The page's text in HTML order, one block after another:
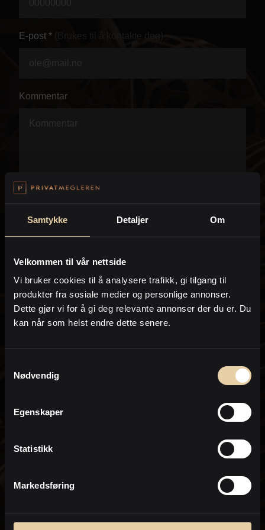
Samtykke Detaljer Om
Velkommen til vår nettside
Vi bruker cookies til å analysere trafikk, gi tilgang til
produkter fra sosiale medier og personlige annonser.
Dette gjør vi for å gi deg relevante annonser der du er. Du
kan når som helst endre dette senere.
Nødvendig
Egenskaper
Statistikk
Markedsføring
Personvern
E-post *
Kommentar
Jeg anmoder PrivatMegleren om å kontakte meg
på e-post og /eller telefon i form av sms eller
oppringing.
om lignende eiendommer som kommer
for salg og annen eiendomsrelatert
Dette inkluderer nyhetsbrev, informasjon
Nordea.
* Ved bestilling av salgsoppgave aksepterer du at